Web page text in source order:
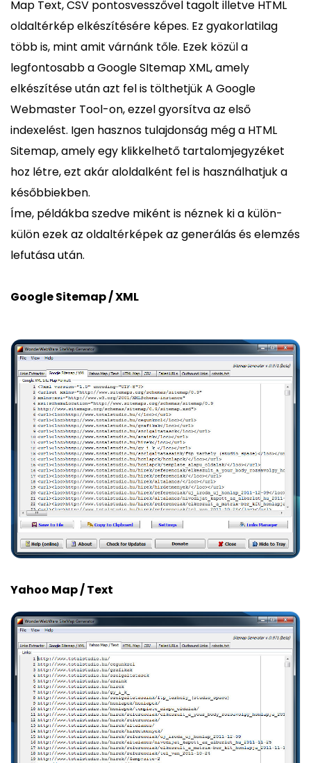
Map Text, CSV pontosvesszővel tagolt illetve HTML
oldaltérkép elkészítésére képes. Ez gyakorlatilag
több is, mint amit várnánk tőle. Ezek közül a
legfontosabb a Google SItemap XML, amely
elkészítése után azt fel is tölthetjük A Google
Webmaster Tool-on, ezzel gyorsítva az első
indexelést. Igen hasznos tulajdonság még a HTML
Sitemap, amely egy klikkelhető tartalomjegyzéket
hoz létre, ezt akár aloldalként fel is használhatjuk a
későbbiekben.
Íme, példákba szedve miként is néznek ki a külön-
külön ezek az oldaltérképek az generálás és elemzés
lefutása után.
Google Sitemap / XML
Yahoo Map / Text